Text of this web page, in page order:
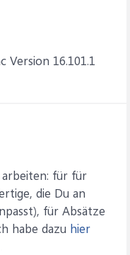
Version 16.101.1
für für
die Du an
für Absätze
habe dazu hier